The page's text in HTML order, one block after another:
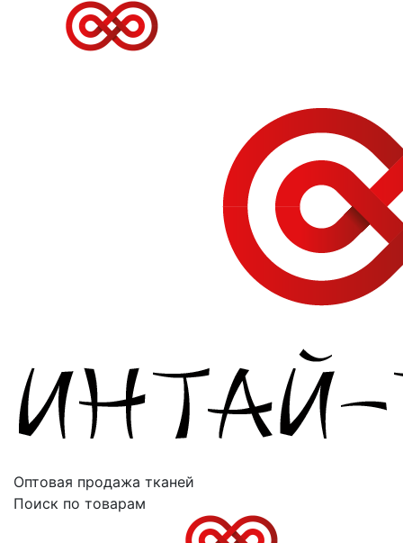
Оптовая продажа тканей
Поиск по товарам